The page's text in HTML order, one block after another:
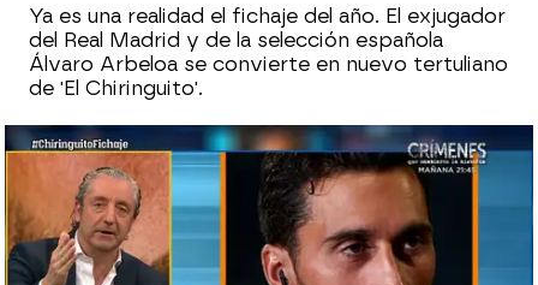
Ya es una realidad el fichaje del año. El exjugador
del Real Madrid y de la selección española
Álvaro Arbeloa se convierte en nuevo tertuliano
de 'El Chiringuito'.